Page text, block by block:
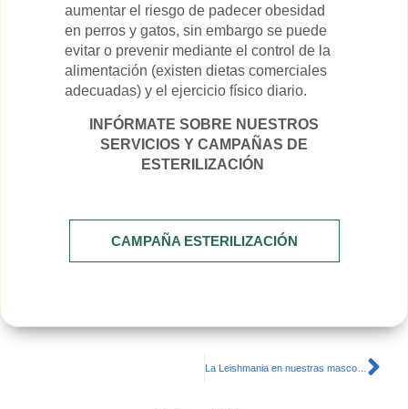
aumentar el riesgo de padecer obesidad
en perros y gatos, sin embargo se puede
evitar o prevenir mediante el control de la
alimentación (existen dietas comerciales
adecuadas) y el ejercicio físico diario.
INFÓRMATE SOBRE NUESTROS
SERVICIOS Y CAMPAÑAS DE
ESTERILIZACIÓN
CAMPAÑA ESTERILIZACIÓN
La Leishmania en nuestras mascotas